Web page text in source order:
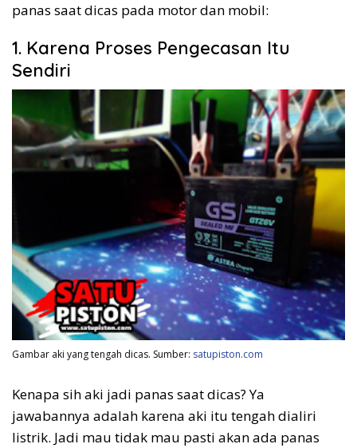
panas saat dicas pada motor dan mobil:
1. Karena Proses Pengecasan Itu
Sendiri
Gambar aki yang tengah dicas. Sumber: satupiston.com
Kenapa sih aki jadi panas saat dicas? Ya
jawabannya adalah karena aki itu tengah dialiri
listrik. Jadi mau tidak mau pasti akan ada panas